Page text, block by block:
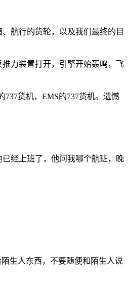
航行的货轮，以及我们最终的目
力装置打开，引擎开始轰鸣，飞
货机，EMS的737货机。遗憾
经上班了，他问我哪个航班，晚
生人东西，不要随便和陌生人说